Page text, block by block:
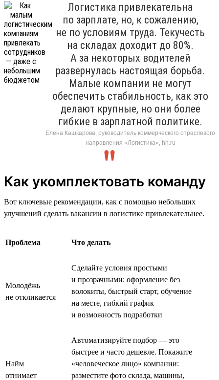
Логистика привлекательна
по зарплате, но, к сожалению,
не по условиям труда. Текучесть
на складах доходит до 80%.
А за некоторых водителей
развернулась настоящая борьба.
Малые компании не могут
обеспечить стабильность, как это
делают крупные, но они более
гибкие в зарплатной политике.
Елена Кашкарова, руководитель коммерческого отраслевого
направления «Логистика», hh.ru
Как укомплектовать команду
Вот ключевые рекомендации, как с помощью небольших
улучшений сделать вакансии в логистике привлекательнее.
Проблема Что делать
Молодёжь
не откликается
Сделайте условия простыми
и прозрачными: оформление без
волокиты, быстрый старт, обучение
на месте, гибкий график
и возможность подработки
Найм
отнимает
Автоматизируйте подбор — это
быстрее и часто дешевле. Покажите
«человеческое лицо» компании:
разместите фото склада, машины,